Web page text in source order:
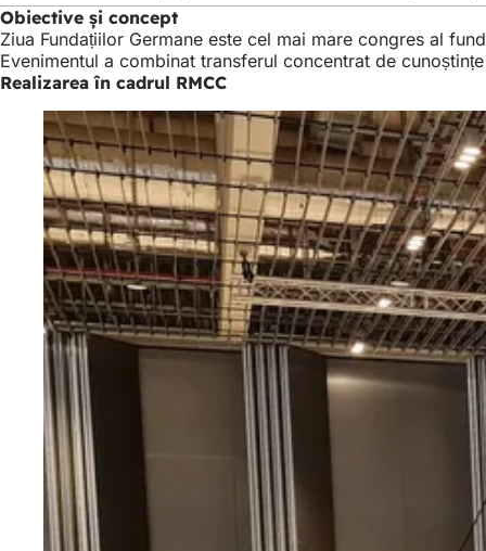
Obiective și concept
Ziua Fundațiilor Germane este cel mai mare congres al
Evenimentul a combinat transferul concentrat de
Realizarea în cadrul RMCC